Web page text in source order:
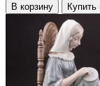
В корзину Купить